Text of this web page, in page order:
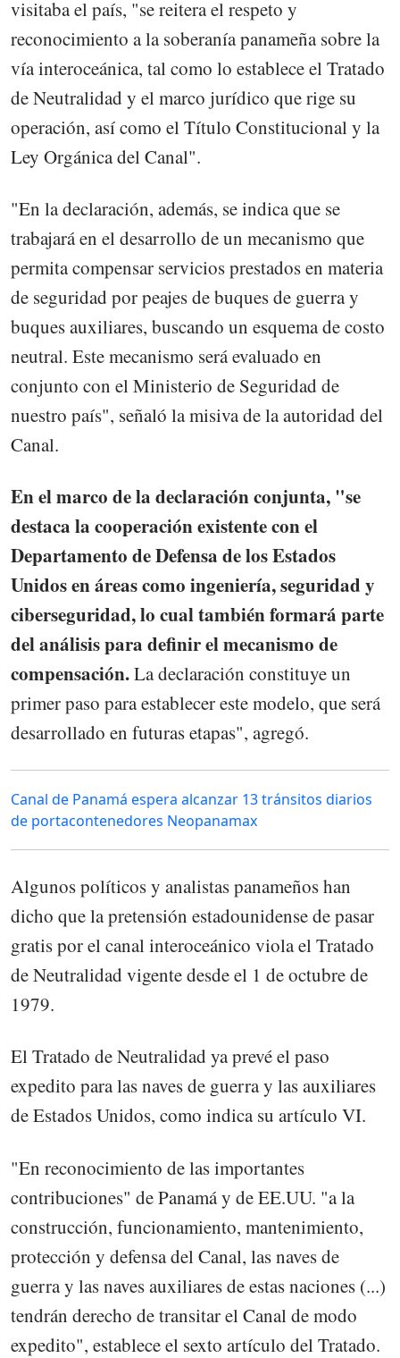
visitaba el país, "se reitera el respeto y
reconocimiento a la soberanía panameña sobre la
vía interoceánica, tal como lo establece el Tratado
de Neutralidad y el marco jurídico que rige su
operación, así como el Título Constitucional y la
Ley Orgánica del Canal".
"En la declaración, además, se indica que se
trabajará en el desarrollo de un mecanismo que
permita compensar servicios prestados en materia
de seguridad por peajes de buques de guerra y
buques auxiliares, buscando un esquema de costo
neutral. Este mecanismo será evaluado en
conjunto con el Ministerio de Seguridad de
nuestro país", señaló la misiva de la autoridad del
Canal.
En el marco de la declaración conjunta, "se
destaca la cooperación existente con el
Departamento de Defensa de los Estados
Unidos en áreas como ingeniería, seguridad y
ciberseguridad, lo cual también formará parte
del análisis para definir el mecanismo de
compensación.La declaración constituye un
primer paso para establecer este modelo, que será
desarrollado en futuras etapas", agregó.
Canal de Panamá espera alcanzar 13 tránsitos diarios
de portacontenedores Neopanamax
Algunos políticos y analistas panameños han
dicho que la pretensión estadounidense de pasar
gratis por el canal interoceánico viola el Tratado
de Neutralidad vigente desde el 1 de octubre de
1979.
El Tratado de Neutralidad ya prevé el paso
expedito para las naves de guerra y las auxiliares
de Estados Unidos, como indica su artículo VI.
"En reconocimiento de las importantes
contribuciones" de Panamá y de EE.UU. "a la
construcción, funcionamiento, mantenimiento,
protección y defensa del Canal, las naves de
guerra y las naves auxiliares de estas naciones (...)
tendrán derecho de transitar el Canal de modo
expedito", establece el sexto artículo del Tratado.